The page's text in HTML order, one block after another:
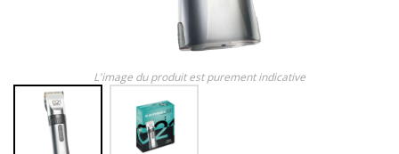
L'image du produit est purement indicative